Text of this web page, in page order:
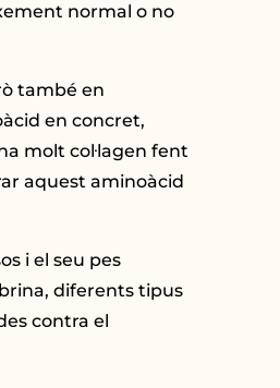
normal o no
també en
en concret,
molt col·lagen fent
aquest aminoàcid
i el seu pes
diferents tipus
contra el